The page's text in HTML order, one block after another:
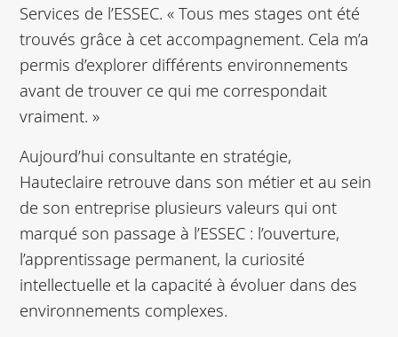
Services de l’ESSEC. « Tous mes stages ont été
trouvés grâce à cet accompagnement. Cela m’a
permis d’explorer différents environnements
avant de trouver ce qui me correspondait
vraiment. »
Aujourd’hui consultante en stratégie,
Hauteclaire retrouve dans son métier et au sein
de son entreprise plusieurs valeurs qui ont
marqué son passage à l’ESSEC : l’ouverture,
l’apprentissage permanent, la curiosité
intellectuelle et la capacité à évoluer dans des
environnements complexes.